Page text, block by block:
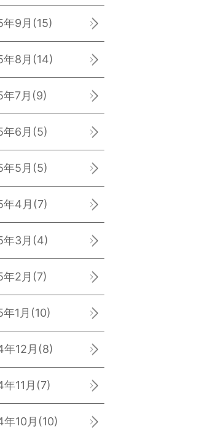
9月 (15)
8月 (14)
7月 (9)
6月 (5)
5月 (5)
4月 (7)
3月 (4)
2月 (7)
1月 (10)
12月 (8)
11月 (7)
10月 (10)